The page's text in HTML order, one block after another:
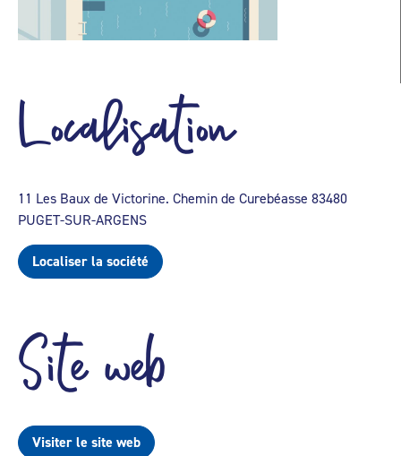
Localisation
11 Les Baux de Victorine. Chemin de Curebéasse 83480
PUGET-SUR-ARGENS
Localiser la société
Site web
Visiter le site web